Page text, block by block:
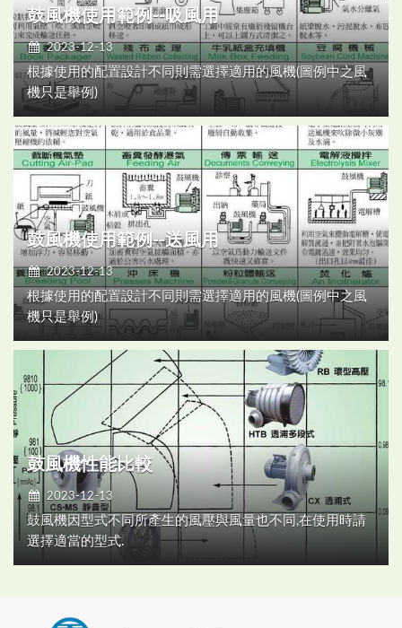
鼓風機使用範例--吸風用
2023-12-13
根據使用的配置設計不同則需選擇適用的風機(圖例中之風
機只是舉例)
鼓風機使用範例--送風用
2023-12-13
根據使用的配置設計不同則需選擇適用的風機(圖例中之風
機只是舉例)
鼓風機性能比較
2023-12-13
鼓風機因型式不同所產生的風壓與風量也不同,在使用時請
選擇適當的型式.